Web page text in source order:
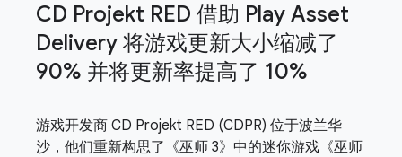
CD Projekt RED 借助 Play Asset
Delivery 将游戏更新大小缩减了
90% 并将更新率提高了 10%
游戏开发商 CD Projekt RED (CDPR) 位于波兰华
沙，他们重新构思了《巫师 3》中的迷你游戏《巫师